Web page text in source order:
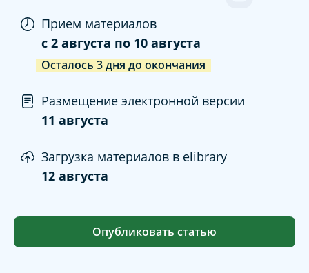
Прием материалов
c 2 августа по 10 августа
Осталось 3дня до окончания
Размещение электронной версии
11 августа
Загрузка материалов в elibrary
12 августа
Опубликовать статью